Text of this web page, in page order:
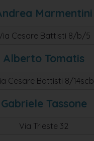
Marmentini
Cesare Battisti 8/b/5
Alberto Tomatis
Cesare Battisti 8/14scb
Gabriele Tassone
Via Trieste 32